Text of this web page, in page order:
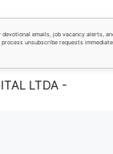
emails, job vacancy alerts,
unsubscribe requests
LTDA -